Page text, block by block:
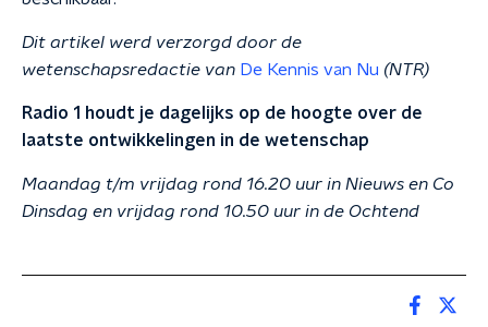
Dit artikel werd verzorgd door de
wetenschapsredactie van De Kennis van Nu (NTR)
Radio 1 houdt je dagelijks op de hoogte over de
laatste ontwikkelingen in de wetenschap
Maandag t/m vrijdag rond 16.20 uur in Nieuws en Co
Dinsdag en vrijdag rond 10.50 uur in de Ochtend